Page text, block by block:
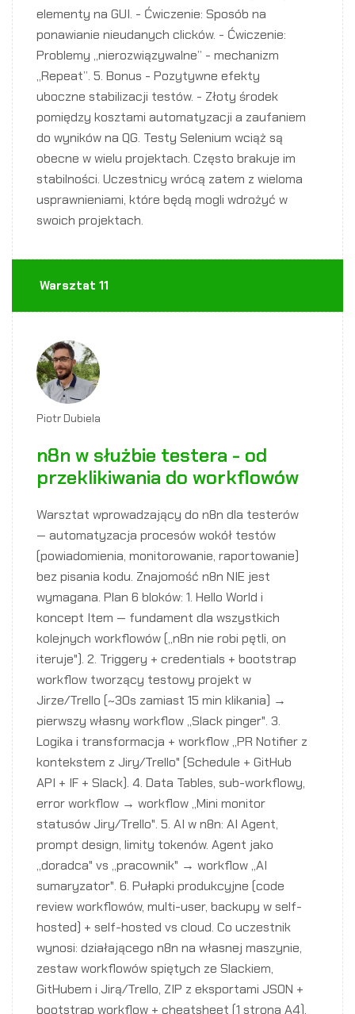
elementy na GUI. - Ćwiczenie: Sposób na
ponawianie nieudanych clicków. - Ćwiczenie:
Problemy „nierozwiązywalne” - mechanizm
„Repeat”. 5. Bonus - Pozytywne efekty
uboczne stabilizacji testów. - Złoty środek
pomiędzy kosztami automatyzacji a zaufaniem
do wyników na QG. Testy Selenium wciąż są
obecne w wielu projektach. Często brakuje im
stabilności. Uczestnicy wrócą zatem z wieloma
usprawnieniami, które będą mogli wdrożyć w
swoich projektach.
Warsztat 11
Piotr Dubiela
n8n w służbie testera - od
przeklikiwania do workflowów
Warsztat wprowadzający do n8n dla testerów
— automatyzacja procesów wokół testów
(powiadomienia, monitorowanie, raportowanie)
bez pisania kodu. Znajomość n8n NIE jest
wymagana. Plan 6 bloków: 1. Hello World i
koncept Item — fundament dla wszystkich
kolejnych workflowów („n8n nie robi pętli, on
iteruje"). 2. Triggery + credentials + bootstrap
workflow tworzący testowy projekt w
Jirze/Trello (~30s zamiast 15 min klikania) →
pierwszy własny workflow „Slack pinger". 3.
Logika i transformacja + workflow „PR Notifier z
kontekstem z Jiry/Trello" (Schedule + GitHub
API + IF + Slack). 4. Data Tables, sub-workflowy,
error workflow → workflow „Mini monitor
statusów Jiry/Trello". 5. AI w n8n: AI Agent,
prompt design, limity tokenów. Agent jako
„doradca" vs „pracownik" → workflow „AI
sumaryzator". 6. Pułapki produkcyjne (code
review workflowów, multi-user, backupy w self-
hosted) + self-hosted vs cloud. Co uczestnik
wynosi: działającego n8n na własnej maszynie,
zestaw workflowów spiętych ze Slackiem,
GitHubem i Jirą/Trello, ZIP z eksportami JSON +
bootstrap workflow + cheatsheet (1 strona A4).